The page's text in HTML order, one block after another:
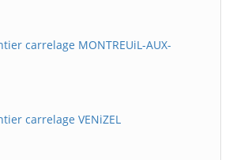
carrelage MONTREUiL-AUX-
carrelage VENiZEL